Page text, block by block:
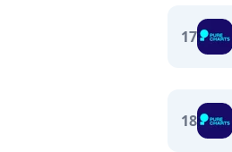
17
18